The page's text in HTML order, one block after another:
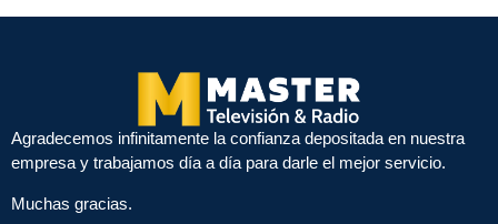
Agradecemos infinitamente la confianza depositada en nuestra
empresa y trabajamos día a día para darle el mejor servicio.
Muchas gracias.